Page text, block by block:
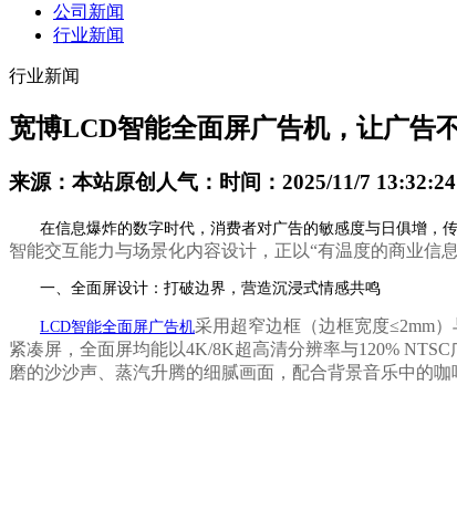
公司新闻
行业新闻
行业新闻
宽博LCD智能全面屏广告机，让广告
来源：本站原创 人气： 时间：2025/11/7 13:32:24
在信息爆炸的数字时代，消费者对广告的敏感度与日俱增，
智能交互能力与场景化内容设计，正以“有温度的商业信
一、全面屏设计：打破边界，营造沉浸式情感共鸣
LCD智能全面屏广告机采用超窄边框（边框宽度≤2mm
紧凑屏，全面屏均能以4K/8K超高清分辨率与120%
磨的沙沙声、蒸汽升腾的细腻画面，配合背景音乐中的